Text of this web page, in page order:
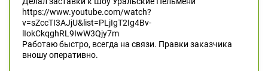
https://www.youtube.com/watch?
v=sZccTI3AJjU&list=PLjIgT2Ig4Bv-
lIokCkqghRL9IwW3Qjy7m
Работаю быстро, всегда на связи. Правки заказчика
вношу оперативно.